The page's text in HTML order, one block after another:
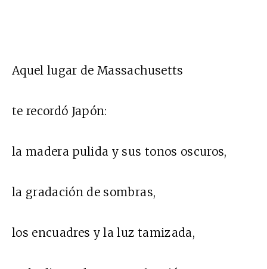
Aquel lugar de Massachusetts
te recordó Japón:
la madera pulida y sus tonos oscuros,
la gradación de sombras,
los encuadres y la luz tamizada,